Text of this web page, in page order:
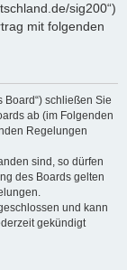
sig200“)
mit folgenden
Board“) schließen Sie
ab (im Folgenden
Regelungen
sind, so dürfen
des Boards gelten
und kann
gekündigt